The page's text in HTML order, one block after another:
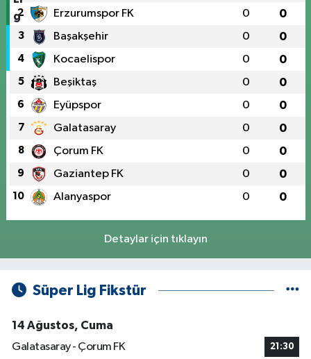
2 Erzurumspor FK 0 0
3 Başakşehir 0 0
4 Kocaelispor 0 0
5 Beşiktaş 0 0
6 Eyüpspor 0 0
7 Galatasaray 0 0
8 Çorum FK 0 0
9 Gaziantep FK 0 0
10 Alanyaspor 0 0
Detaylar için tıklayın
Süper Lig Fikstür
14 Ağustos, Cuma
Galatasaray - Çorum FK
21:30